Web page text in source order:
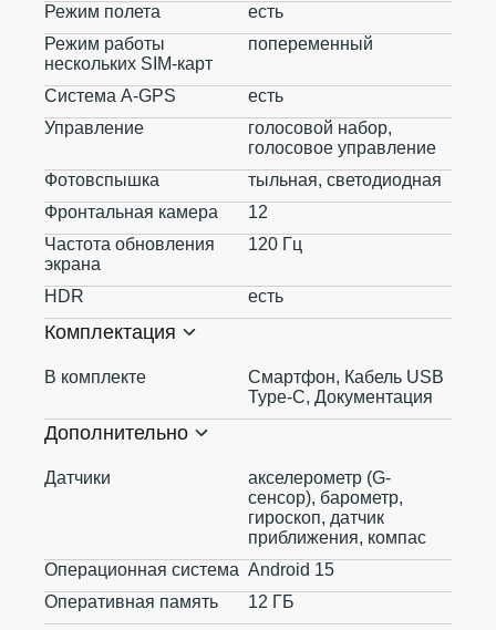
Режим полета
есть
Режим работы
нескольких SIM-карт
попеременный
Система A-GPS
есть
Управление
голосовой набор,
голосовое управление
Фотовспышка
тыльная, светодиодная
Фронтальная камера
12
Частота обновления
экрана
120 Гц
HDR есть
Комплектация
В комплекте
Смартфон, Кабель USB
Type-C, Документация
Дополнительно
Датчики
акселерометр (G-
сенсор), барометр,
гироскоп, датчик
приближения, компас
Операционная система Android 15
Оперативная память
12 ГБ